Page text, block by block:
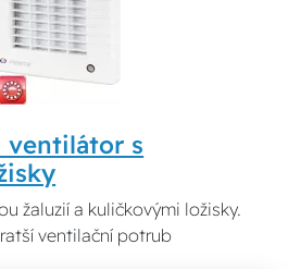
ventilátor s
žaluzií a kuličkovými ložisky.
ventilační potrub